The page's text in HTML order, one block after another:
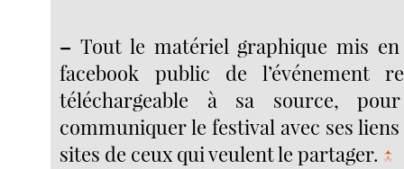
– Tout le matériel graphique mis
facebook public de l’événement
téléchargeable à sa source,
communiquer le festival avec ses
sites de ceux qui veulent le partager. ↑